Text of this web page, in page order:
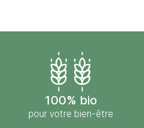
100% bio
pour votre bien-être